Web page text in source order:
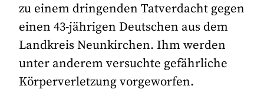
zu einem dringenden Tatverdacht gegen
einen 43-jährigen Deutschen aus dem
Landkreis Neunkirchen. Ihm werden
unter anderem versuchte gefährliche
Körperverletzung vorgeworfen.